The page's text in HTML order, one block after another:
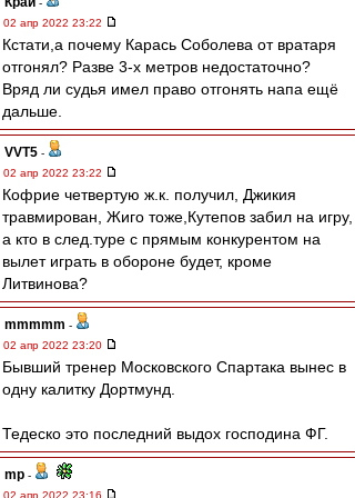
-
02 апр 2022 23:22
Кстати,а почему Карась Соболева от вратаря
отгонял? Разве 3-х метров недостаточно?
Вряд ли судья имел право отгонять напа ещё
дальше.
VVT5 -
02 апр 2022 23:22
Кофрие четвертую ж.к. получил, Джикия
травмирован, Жиго тоже,Кутепов забил на игру,
а кто в след.туре с прямым конкурентом на
вылет играть в обороне будет, кроме
Литвинова?
mmmmm -
02 апр 2022 23:20
Бывший тренер Московского Спартака вынес в
одну калитку Дортмунд.
Тедеско это последний выдох господина ФГ.
mp -
02 апр 2022 23:16